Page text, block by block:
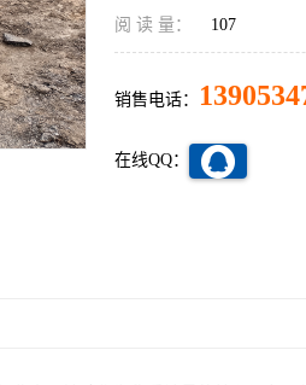
阅 读 量： 107
销售电话：
在线QQ：